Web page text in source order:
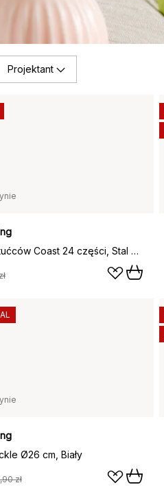
Projektant
Zestaw sztućców Coast 24 części, Stal nierdzewna
Ø26 cm, Biały
zł